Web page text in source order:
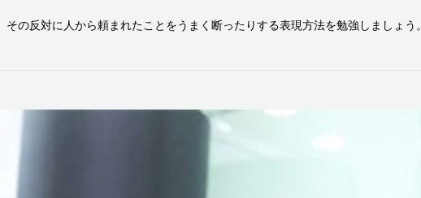
の反対に人から頼まれたことをうまく断ったりする表現方法を勉強しましょう。